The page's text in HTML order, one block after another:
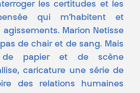
les certitudes et les
qui m’habitent et
Marion Netisse
pas de chair et de sang. Mais
de papier et de scène
caricature une série de
des relations humaines